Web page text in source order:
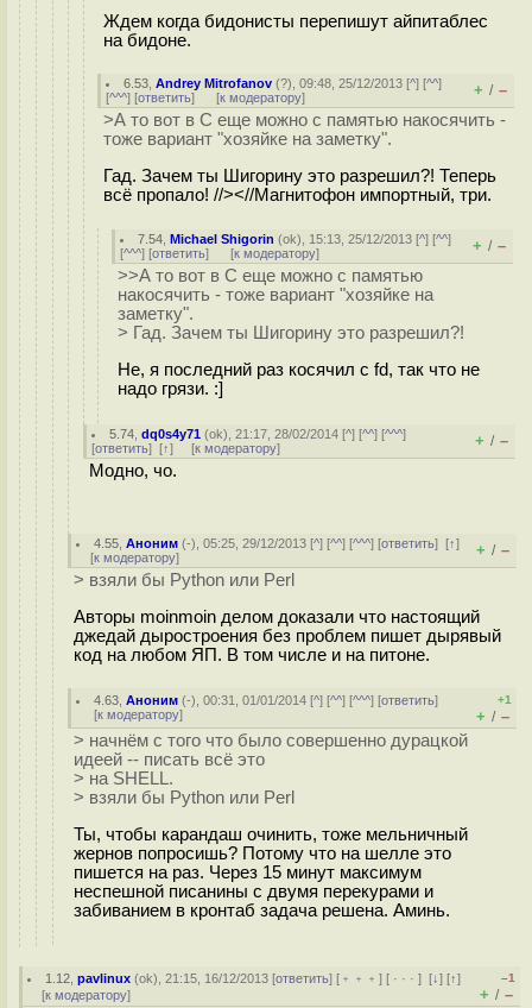
Ждем когда бидонисты перепишут айпитаблес
на бидоне.
6.53 ,Andrey Mitrofanov (?), 09:48, 25/12/2013 [^] [^^]
[^^^] [ответить] [к модератору] + / –
>А то вот в C еще можно с памятью накосячить -
тоже вариант "хозяйке на заметку".
Гад. Зачем ты Шигорину это разрешил?! Теперь
всё пропало! //><//Магнитофон импортный, три.
7.54 ,Michael Shigorin (ok), 15:13, 25/12/2013 [^] [^^]
[^^^] [ответить] [к модератору] + / –
>>А то вот в C еще можно с памятью
накосячить - тоже вариант "хозяйке на
заметку".
> Гад. Зачем ты Шигорину это разрешил?!
Не, я последний раз косячил с fd, так что не
надо грязи. :]
5.74 ,dq0s4y71 (ok), 21:17, 28/02/2014 [^] [^^] [^^^]
[ответить] [↑] [к модератору] + / –
Модно, чо.
4.55 ,Аноним (-), 05:25, 29/12/2013 [^] [^^] [^^^] [ответить][↑]
[к модератору] + / –
> взяли бы Python или Perl
Авторы moinmoin делом доказали что настоящий
джедай дыростроения без проблем пишет дырявый
код на любом ЯП. В том числе и на питоне.
4.63 ,Аноним (-), 00:31, 01/01/2014 [^] [^^] [^^^] [ответить]
[к модератору]
+1
+ / –
> начнём с того что было совершенно дурацкой
идеей -- писать всё это
> на SHELL.
> взяли бы Python или Perl
Ты, чтобы карандаш очинить, тоже мельничный
жернов попросишь? Потому что на шелле это
пишется на раз. Через 15 минут максимум
неспешной писанины с двумя перекурами и
забиванием в кронтаб задача решена. Аминь.
1.12 ,pavlinux (ok), 21:15, 16/12/2013 [ответить] [ ﹢﹢﹢] [ · · ·][↓] [↑]
[к модератору]
–1
+ / –